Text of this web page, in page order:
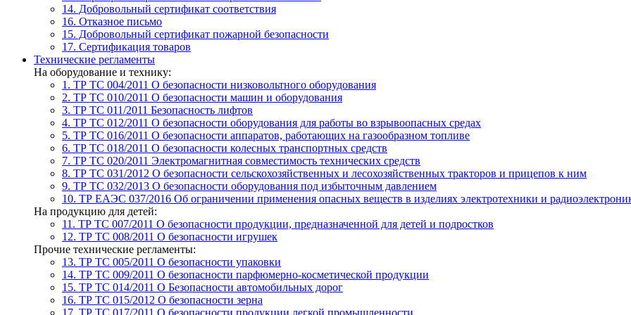
14. Добровольный сертификат соответствия
16. Отказное письмо
15. Добровольный сертификат пожарной безопасности
17. Сертификация товаров
Технические регламенты
На оборудование и технику:
1. ТР ТС 004/2011 О безопасности низковольтного оборудования
2. ТР ТС 010/2011 О безопасности машин и оборудования
3. ТР ТС 011/2011 Безопасность лифтов
4. ТР ТС 012/2011 О безопасности оборудования для работы во взрывоопасных средах
5. ТР ТС 016/2011 О безопасности аппаратов, работающих на газообразном топливе
6. ТР ТС 018/2011 О безопасности колесных транспортных средств
7. TР ТС 020/2011 Электромагнитная совместимость технических средств
8. ТР ТС 031/2012 О безопасности сельскохозяйственных и лесохозяйственных тракторов и прицепов к ним
9. ТР ТС 032/2013 О безопасности оборудования под избыточным давлением
10. ТР ЕАЭС 037/2016 Об ограничении применения опасных веществ в изделиях электротехники и
На продукцию для детей:
11. ТР ТС 007/2011 О безопасности продукции, предназначенной для детей и подростков
12. ТР ТС 008/2011 О безопасности игрушек
Прочие технические регламенты:
13. ТР ТС 005/2011 О безопасности упаковки
14. ТР ТС 009/2011 О безопасности парфюмерно-косметической продукции
15. ТР ТС 014/2011 О Безопасности автомобильных дорог
16. ТР ТС 015/2012 О безопасности зерна
17. ТР ТС 017/2011 О безопасности продукции легкой промышленности